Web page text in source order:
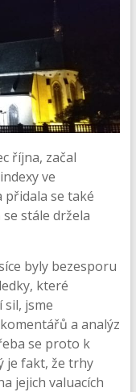
října, začal
ve
přidala se také
stále držela
byly bezesporu
které
jsme
a analýz
se proto k
je fakt, že trhy
jejich valuacích